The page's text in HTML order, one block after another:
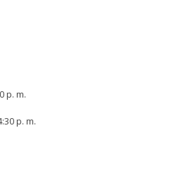
p. m.
p. m.